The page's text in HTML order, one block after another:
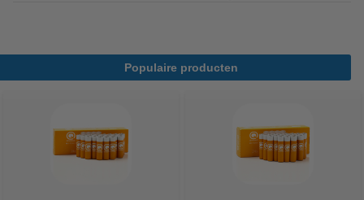
Populaire producten